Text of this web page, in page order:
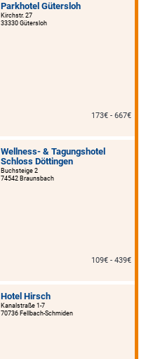
Parkhotel Gütersloh
Kirchstr. 27
33330 Gütersloh
173€ - 667€
Wellness- & Tagungshotel
Schloss Döttingen
Buchsteige 2
74542 Braunsbach
109€ - 439€
Hotel Hirsch
Kanalstraße 1-7
70736 Fellbach-Schmiden